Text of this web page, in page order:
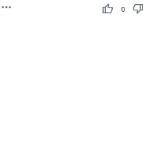
••• thumb_up thumb_down
0